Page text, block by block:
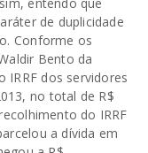
de duplicidade
Conforme os
Bento da
dos servidores
no total de R$
do IRRF
a dívida em